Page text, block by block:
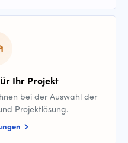
Ihr Projekt
bei der Auswahl der
Projektlösung.